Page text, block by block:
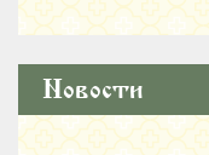
Новости